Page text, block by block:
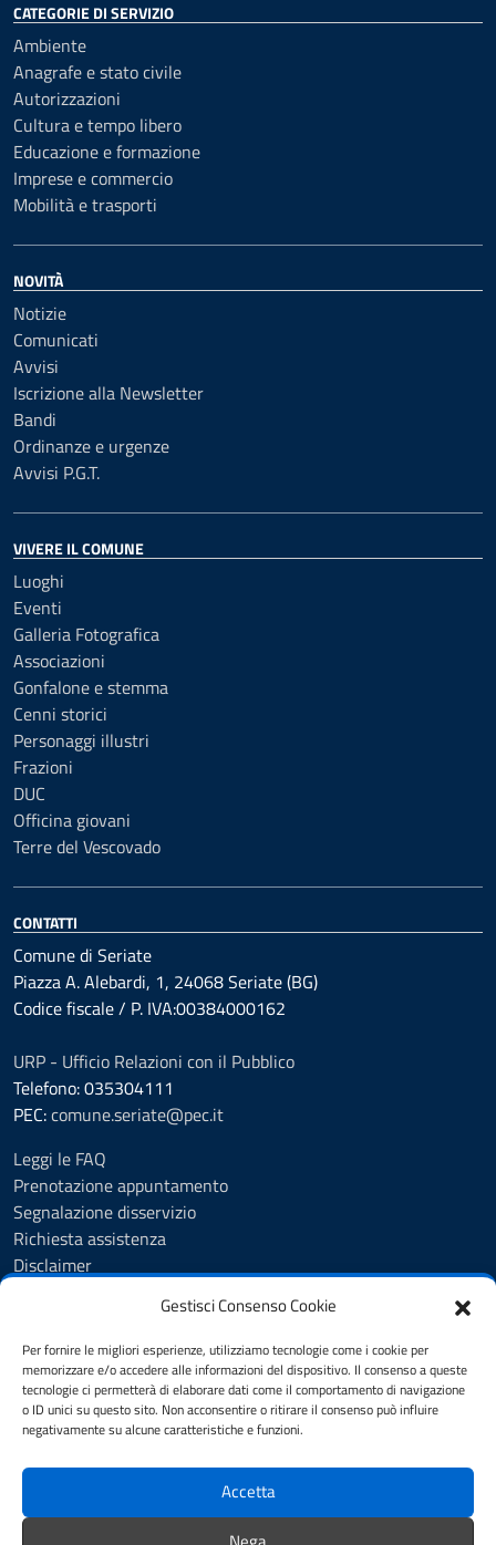
Gestisci Consenso Cookie
Per fornire le migliori esperienze, utilizziamo tecnologie come i cookie per
memorizzare e/o accedere alle informazioni del dispositivo. Il consenso a queste
tecnologie ci permetterà di elaborare dati come il comportamento di navigazione
o ID unici su questo sito. Non acconsentire o ritirare il consenso può influire
negativamente su alcune caratteristiche e funzioni.
Accetta
CATEGORIE DI SERVIZIO
Ambiente
Anagrafe e stato civile
Autorizzazioni
Cultura e tempo libero
Educazione e formazione
Imprese e commercio
Mobilità e trasporti
NOVITÀ
Notizie
Comunicati
Avvisi
Iscrizione alla Newsletter
Bandi
Ordinanze e urgenze
Avvisi P.G.T.
VIVERE IL COMUNE
Luoghi
Eventi
Galleria Fotografica
Associazioni
Gonfalone e stemma
Cenni storici
Personaggi illustri
Frazioni
DUC
Officina giovani
Terre del Vescovado
CONTATTI
Comune di Seriate
Piazza A. Alebardi, 1, 24068 Seriate (BG)
Codice fiscale / P. IVA:00384000162
URP - Ufficio Relazioni con il Pubblico
Telefono: 035304111
PEC:comune.seriate@pec.it
Leggi le FAQ
Prenotazione appuntamento
Segnalazione disservizio
Richiesta assistenza
Disclaimer
Cookie Policy
Informativa privacy
Dichiarazione di accessibilità
Note legali
SEGUICI SU